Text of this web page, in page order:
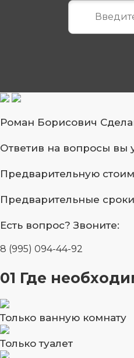
Роман Борисович
Ответив на вопросы вы
Предварительную
Предварительные
Есть вопрос? Звоните:
8 (995) 094-44-92
01 Где
Только ванную комнату
Только туалет